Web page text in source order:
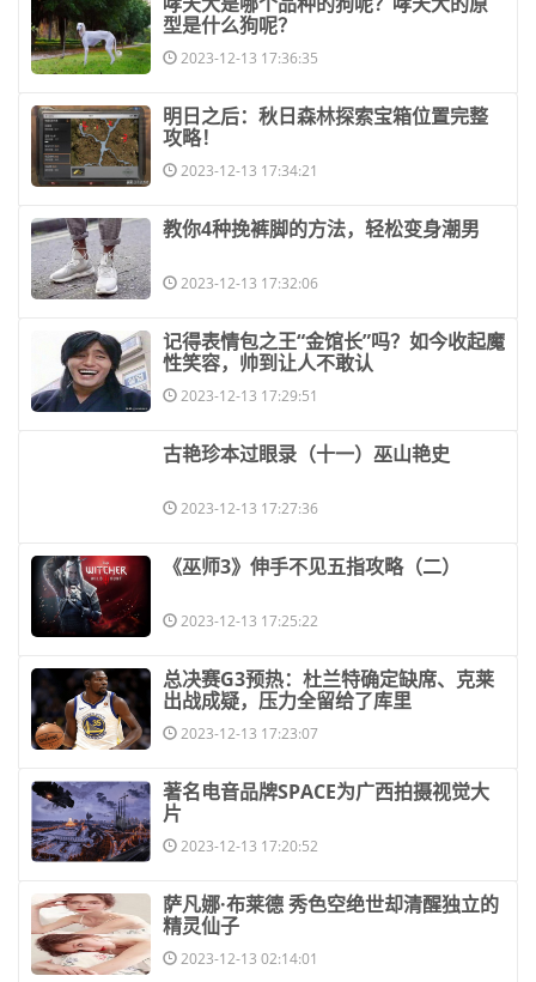
型是什么狗呢？
2023-12-13 17:36:35
​明日之后：秋日森林探索宝箱位置完整
攻略！
2023-12-13 17:34:21
​教你4种挽裤脚的方法，轻松变身潮男
2023-12-13 17:32:06
​记得表情包之王“金馆长”吗？如今收起魔
性笑容，帅到让人不敢认
2023-12-13 17:29:51
​古艳珍本过眼录（十一）巫山艳史
2023-12-13 17:27:36
​《巫师3》伸手不见五指攻略（二）
2023-12-13 17:25:22
​总决赛G3预热：杜兰特确定缺席、克莱
出战成疑，压力全留给了库里
2023-12-13 17:23:07
​著名电音品牌SPACE为广西拍摄视觉大
片
2023-12-13 17:20:52
​萨凡娜·布莱德 秀色空绝世却清醒独立的
精灵仙子
2023-12-13 02:14:01